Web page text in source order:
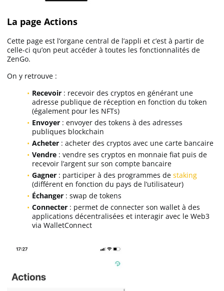
La page Actions
Cette page est l’organe central de l’appli et c’est à partir de
celle-ci qu’on peut accéder à toutes les fonctionnalités de
ZenGo.
On y retrouve :
Recevoir : recevoir des cryptos en générant une
adresse publique de réception en fonction du token
(également pour les NFTs)
Envoyer : envoyer des tokens à des adresses
publiques blockchain
Acheter : acheter des cryptos avec une carte bancaire
Vendre : vendre ses cryptos en monnaie fiat puis de
recevoir l’argent sur son compte bancaire
Gagner : participer à des programmes de staking
(différent en fonction du pays de l’utilisateur)
Échanger : swap de tokens
Connecter : permet de connecter son wallet à des
applications décentralisées et interagir avec le Web3
via WalletConnect